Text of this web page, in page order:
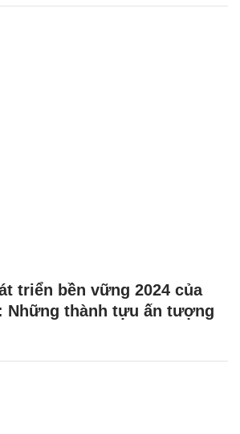
triển bền vững 2024 của
Những thành tựu ấn tượng